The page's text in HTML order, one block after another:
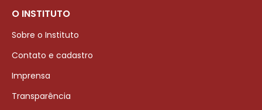
O INSTITUTO
Sobre o Instituto
Contato e cadastro
Imprensa
Transparência